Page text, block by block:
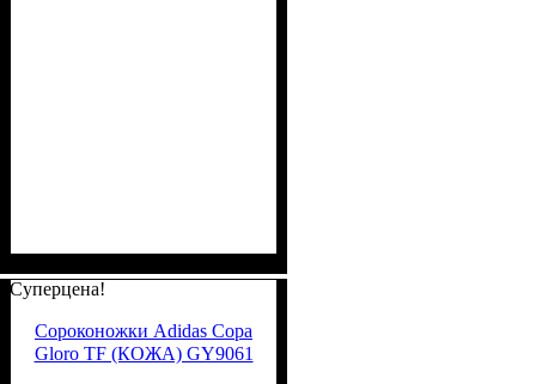
Суперцена!
Сороконожки Adidas Copa
Gloro TF (КОЖА) GY9061